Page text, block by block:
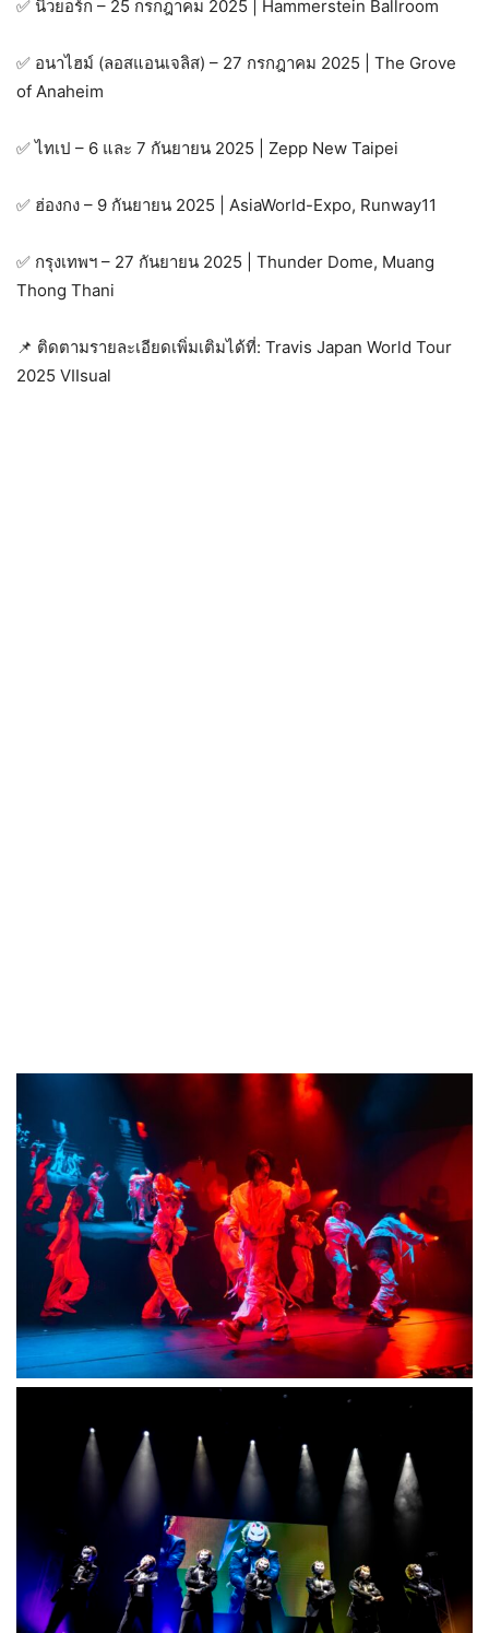
✅ นิวยอร์ก – 25 กรกฎาคม 2025 | Hammerstein Ballroom
✅ อนาไฮม์ (ลอสแอนเจลิส) – 27 กรกฎาคม 2025 | The Grove
of Anaheim
✅ ไทเป – 6 และ 7 กันยายน 2025 | Zepp New Taipei
✅ ฮ่องกง – 9 กันยายน 2025 | AsiaWorld-Expo, Runway11
✅ กรุงเทพฯ – 27 กันยายน 2025 | Thunder Dome, Muang
Thong Thani
📌 ติดตามรายละเอียดเพิ่มเติมได้ที่: Travis Japan World Tour
2025 VIIsual